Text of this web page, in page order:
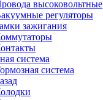
высоковольтные
регуляторы
зажигания
система
система